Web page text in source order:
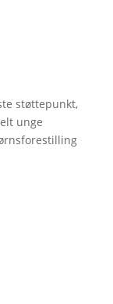
støttepunkt,
unge